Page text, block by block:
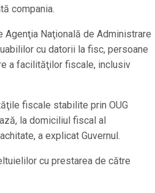
compania.
Agenţia Naţională de Administrare
cu datorii la fisc, persoane
a facilităţilor fiscale, inclusiv
fiscale stabilite prin OUG
la domiciliul fiscal al
a explicat Guvernul.
cu prestarea de către